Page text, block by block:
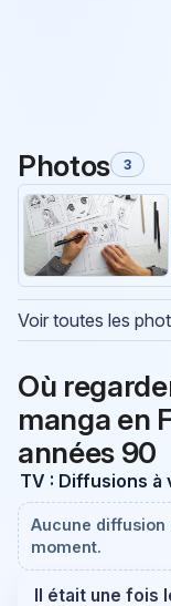
Photos 3
Voir toutes les
Où
manga en
années 90
TV : Diffusions à
Aucune diffusion
moment.
Il était une fois